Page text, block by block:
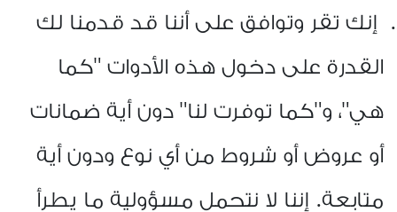
إنك تقر وتوافق على أننا قد قدمنا لك
القدرة على دخول هذه الأدوات "كما
هي"، و"كما توفرت لنا" دون أية ضمانات
أو عروض أو شروط من أي نوع ودون أية
متابعة. إننا لا نتحمل مسؤولية ما يطرأ